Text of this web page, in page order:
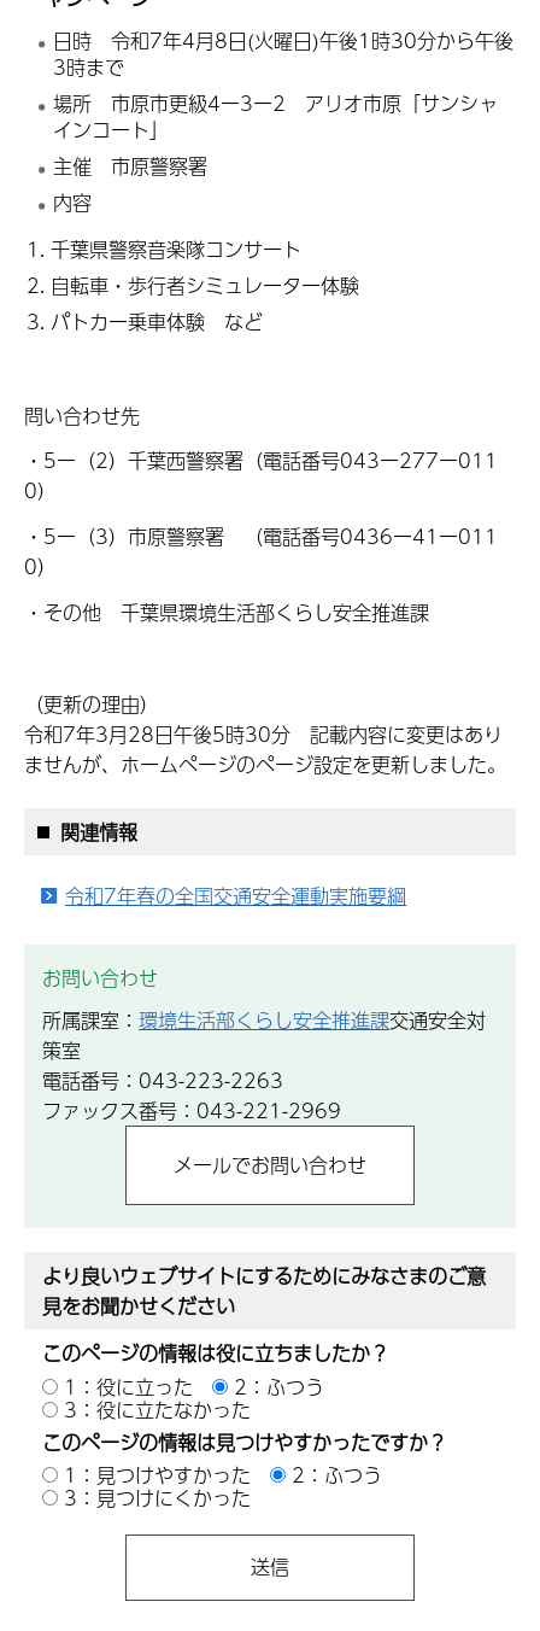
日時 令和7年4月8日(火曜日)午後1時30分から午後
3時まで
場所 市原市更級4ー3ー2 アリオ市原「サンシャ
インコート」
主催 市原警察署
内容
千葉県警察音楽隊コンサート
自転車・歩行者シミュレーター体験
パトカー乗車体験 など
問い合わせ先
・5ー（2）千葉西警察署（電話番号043ー277ー011
0）
・5ー（3）市原警察署 （電話番号0436ー41ー011
0）
・その他 千葉県環境生活部くらし安全推進課
（更新の理由）
令和7年3月28日午後5時30分 記載内容に変更はあり
ませんが、ホームページのページ設定を更新しました。
関連情報
令和7年春の全国交通安全運動実施要綱
お問い合わせ
所属課室： 環境生活部くらし安全推進課交通安全対
策室
電話番号：043-223-2263
ファックス番号：043-221-2969
より良いウェブサイトにするためにみなさまのご意
見をお聞かせください
このページの情報は役に立ちましたか？
1：役に立った
2：ふつう
3：役に立たなかった
このページの情報は見つけやすかったですか？
1：見つけやすかった
2：ふつう
3：見つけにくかった